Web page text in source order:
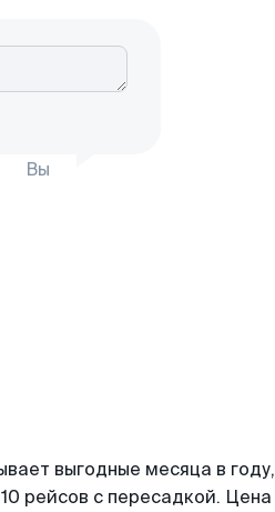
Вы
выгодные месяца в году,
рейсов с пересадкой. Цена